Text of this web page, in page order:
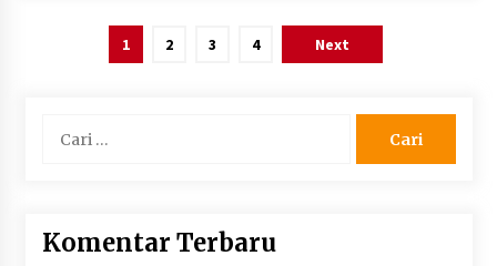
Paginasi
1 2 3 4 Next
untuk:
Komentar Terbaru